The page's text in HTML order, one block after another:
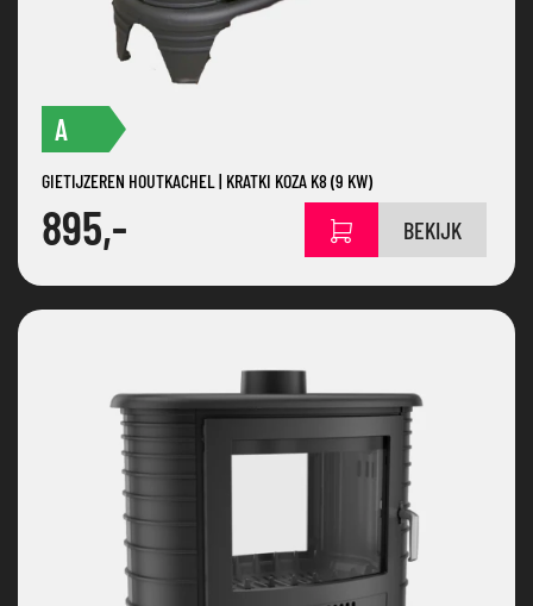
A
GIETIJZEREN HOUTKACHEL | KRATKI KOZA K8 (9 KW)
895,- BEKIJK